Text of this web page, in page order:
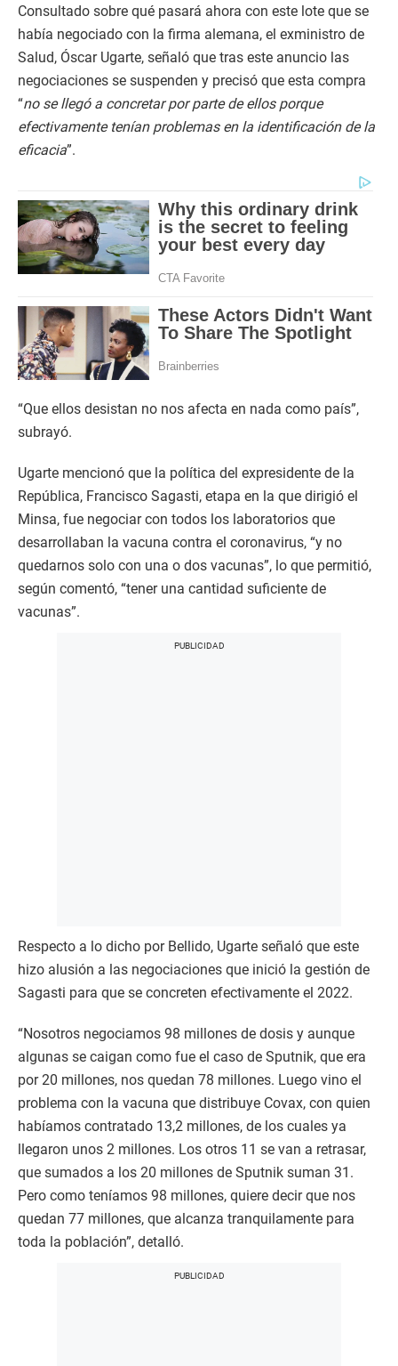
Consultado sobre qué pasará ahora con este lote que se
había negociado con la firma alemana, el exministro de
Salud, Óscar Ugarte, señaló que tras este anuncio las
negociaciones se suspenden y precisó que esta compra
“no se llegó a concretar por parte de ellos porque
efectivamente tenían problemas en la identificación de la
eficacia”.
“Que ellos desistan no nos afecta en nada como país”,
subrayó.
Ugarte mencionó que la política del expresidente de la
República, Francisco Sagasti, etapa en la que dirigió el
Minsa, fue negociar con todos los laboratorios que
desarrollaban la vacuna contra el coronavirus, “y no
quedarnos solo con una o dos vacunas”, lo que permitió,
según comentó, “tener una cantidad suficiente de
vacunas”.
Respecto a lo dicho por Bellido, Ugarte señaló que este
hizo alusión a las negociaciones que inició la gestión de
Sagasti para que se concreten efectivamente el 2022.
“Nosotros negociamos 98 millones de dosis y aunque
algunas se caigan como fue el caso de Sputnik, que era
por 20 millones, nos quedan 78 millones. Luego vino el
problema con la vacuna que distribuye Covax, con quien
habíamos contratado 13,2 millones, de los cuales ya
llegaron unos 2 millones. Los otros 11 se van a retrasar,
que sumados a los 20 millones de Sputnik suman 31.
Pero como teníamos 98 millones, quiere decir que nos
quedan 77 millones, que alcanza tranquilamente para
toda la población”, detalló.